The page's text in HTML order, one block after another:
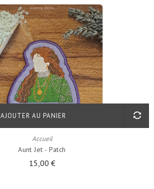
Accueil
Aunt Jet - Patch
15,00 €
AJOUTER AU PANIER